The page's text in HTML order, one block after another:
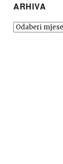
ARHIVA
Arhiva